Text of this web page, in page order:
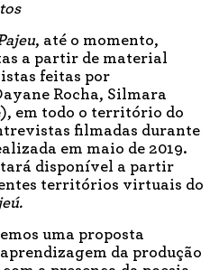
, até o momento,
a partir de material
feitas por
Rocha, Silmara
em todo o território do
filmadas durante
em maio de 2019.
disponível a partir
territórios virtuais do
uma proposta
da produção